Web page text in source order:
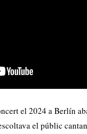
el 2024 a Berlín
el públic